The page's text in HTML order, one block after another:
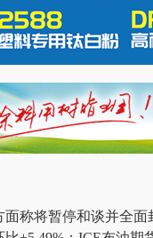
称将暂停和谈并全